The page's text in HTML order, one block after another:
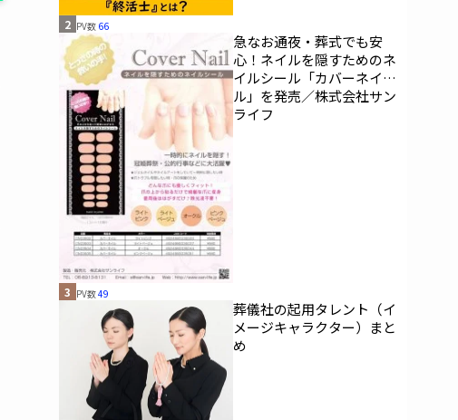
2 PV数 66
急なお通夜・葬式でも安
心！ネイルを隠すためのネ
イルシール「カバーネイ
ル」を発売／株式会社サン
ライフ
3 PV数49
葬儀社の起用タレント（イ
メージキャラクター）まと
め